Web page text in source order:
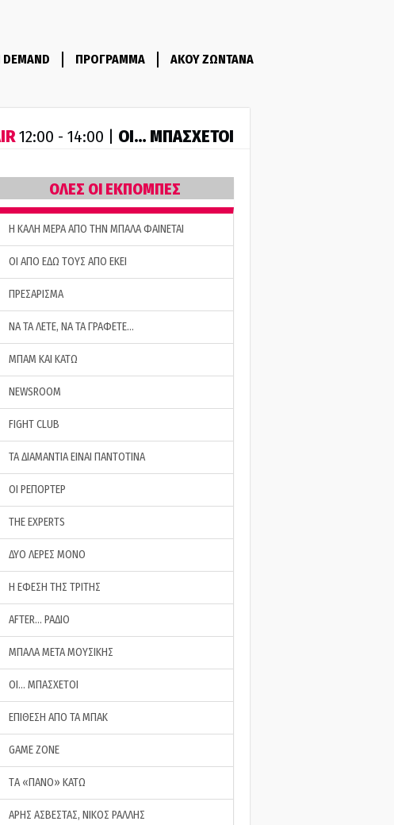
DEMAND ΠΡΟΓΡΑΜΜΑ ΑΚΟΥ ΖΩΝΤΑΝΑ
12:00 - 14:00 | ΟΙ… ΜΠΑΣΧΕΤΟΙ
ΟΛΕΣ ΟΙ ΕΚΠΟΜΠΕΣ
H ΚΑΛΗ ΜΕΡΑ ΑΠΟ ΤΗΝ ΜΠΑΛΑ ΦΑΙΝΕΤΑΙ
ΟΙ ΑΠΟ ΕΔΩ ΤΟΥΣ ΑΠΟ ΕΚΕΙ
ΠΡΕΣΑΡΙΣΜΑ
ΝΑ ΤΑ ΛΕΤΕ, ΝΑ ΤΑ ΓΡΑΦΕΤΕ…
ΜΠΑΜ ΚΑΙ ΚΑΤΩ
NEWSROOM
FIGHT CLUB
ΤΑ ΔΙΑΜΑΝΤΙΑ ΕΙΝΑΙ ΠΑΝΤΟΤΙΝΑ
ΟΙ ΡΕΠΟΡΤΕΡ
THE EXPERTS
ΔΥΟ ΛΕΡΕΣ ΜΟΝΟ
Η ΕΦΕΣΗ ΤΗΣ ΤΡΙΤΗΣ
AFTER… ΡΑΔΙΟ
ΜΠΑΛΑ ΜΕΤΑ ΜΟΥΣΙΚΗΣ
ΟΙ… ΜΠΑΣΧΕΤΟΙ
ΕΠΙΘΕΣΗ ΑΠΟ ΤΑ ΜΠΑΚ
GAME ZONE
ΤA «ΠΑΝΟ» ΚΑΤΩ
ΑΡΗΣ ΑΣΒΕΣΤΑΣ, ΝΙΚΟΣ ΡΑΛΛΗΣ